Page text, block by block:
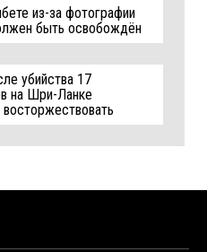
из-за фотографии
быть освобождён
убийства 17
на Шри-Ланке